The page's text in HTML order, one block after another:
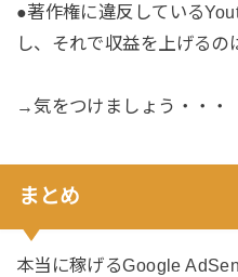
●著作権に違反している
し、それで収益を上げるの
→気をつけましょう・・・
まとめ
本当に稼げるGoogle